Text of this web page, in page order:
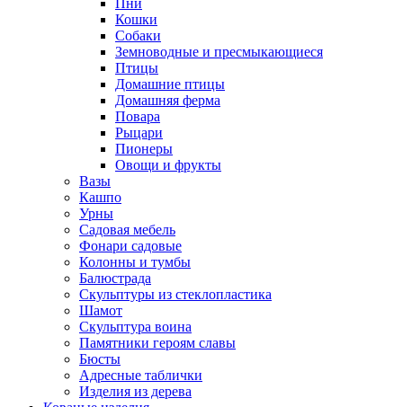
Пни
Кошки
Собаки
Земноводные и пресмыкающиеся
Птицы
Домашние птицы
Домашняя ферма
Повара
Рыцари
Пионеры
Овощи и фрукты
Вазы
Кашпо
Урны
Садовая мебель
Фонари садовые
Колонны и тумбы
Балюстрада
Скульптуры из стеклопластика
Шамот
Скульптура воина
Памятники героям славы
Бюсты
Адресные таблички
Изделия из дерева